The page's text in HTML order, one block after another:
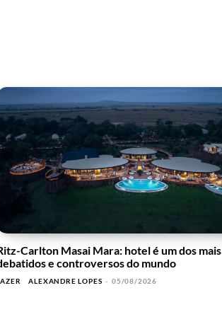
Carlton Masai Mara: hotel é um dos mais
e controversos do mundo
ALEXANDRE LOPES - 05/08/2026